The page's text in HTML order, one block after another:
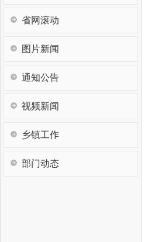
省网滚动
图片新闻
通知公告
视频新闻
乡镇工作
部门动态